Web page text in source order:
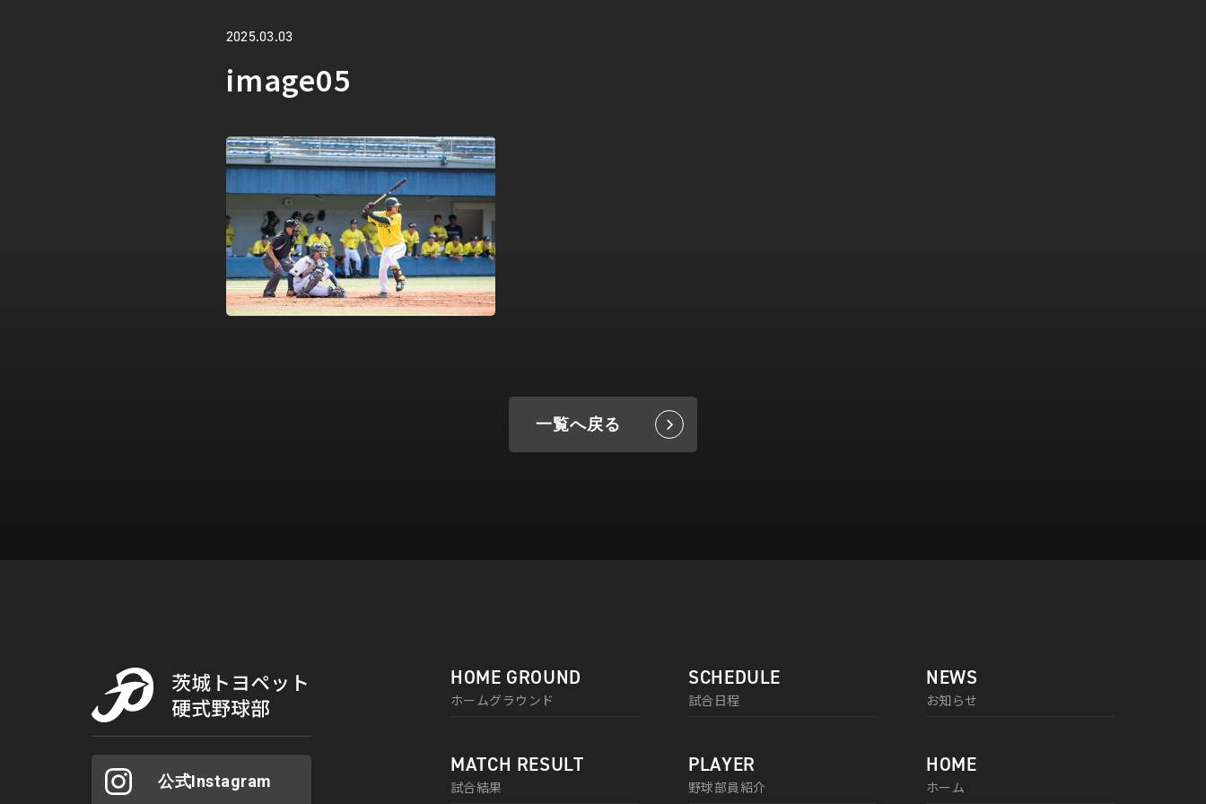
2025.03.03
image05
一覧へ戻る
公式Instagram
HOME GROUND
ホームグラウンド
MATCH RESULT
試合結果
SCHEDULE
試合日程
PLAYER
野球部員紹介
NEWS
お知らせ
HOME
ホーム